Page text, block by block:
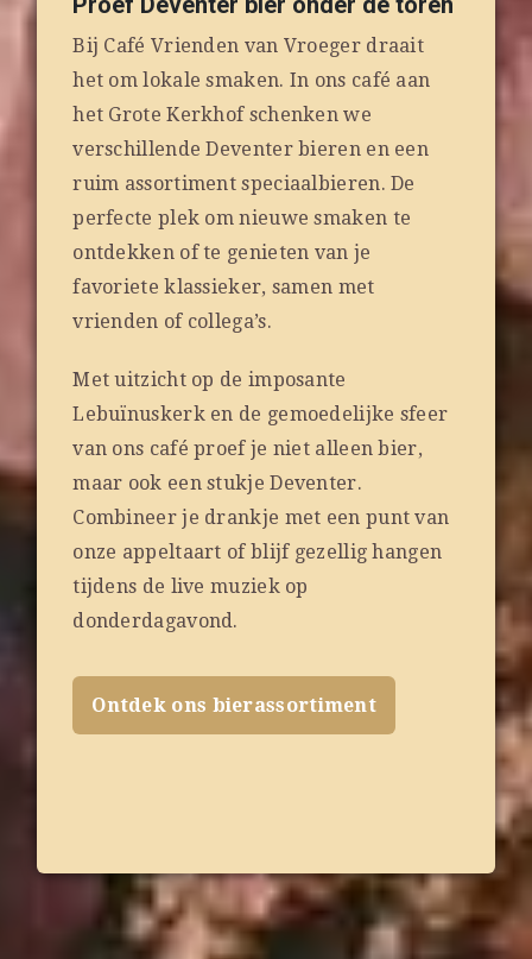
Bij Café Vrienden van Vroeger draait
het om lokale smaken. In ons café aan
het Grote Kerkhof schenken we
verschillende Deventer bieren en een
ruim assortiment speciaalbieren. De
perfecte plek om nieuwe smaken te
ontdekken of te genieten van je
favoriete klassieker, samen met
vrienden of collega’s.
Met uitzicht op de imposante
Lebuïnuskerk en de gemoedelijke sfeer
van ons café proef je niet alleen bier,
maar ook een stukje Deventer.
Combineer je drankje met een punt van
onze appeltaart of blijf gezellig hangen
tijdens de live muziek op
donderdagavond.
Ontdek ons bierassortiment